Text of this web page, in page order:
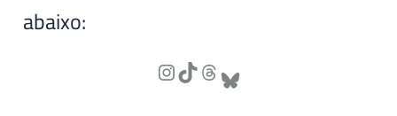
abaixo: